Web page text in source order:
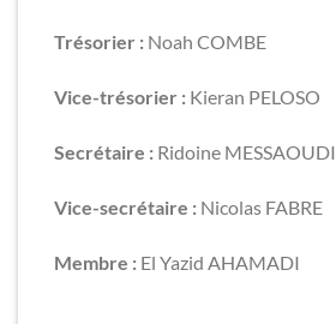
Trésorier : Noah COMBE
Vice-trésorier : Kieran PELOSO
Secrétaire : Ridoine MESSAOUDI
Vice-secrétaire : Nicolas FABRE
Membre : El Yazid AHAMADI